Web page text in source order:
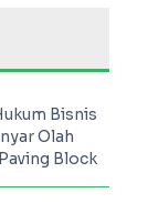
Bisnis
Olah
Block